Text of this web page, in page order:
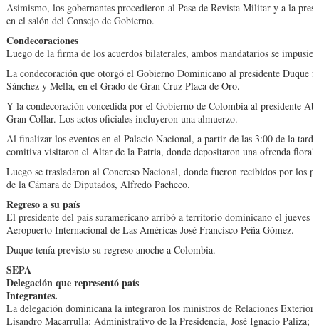
Asimismo, los gober­nantes procedieron al Pa­se de Revista Militar y a la
en el salón del Consejo de Go­bierno.
Condecoraciones
Luego de la firma de los acuerdos bilaterales, am­bos mandatarios se
La condecoración que otorgó el Gobierno Domi­nicano al presidente Duque
Sánchez y Mella, en el Grado de Gran Cruz Placa de Oro.
Y la condecoración con­cedida por el Gobierno de Colombia al presidente
Gran Co­llar. Los actos oficiales in­cluyeron una almuerzo.
Al finalizar los eventos en el Palacio Nacional, a partir de las 3:00 de la
comitiva visi­taron el Altar de la Patria, donde depositaron una ofrenda floral.
Luego se trasladaron al Concreso Nacional, donde fueron recibidos por los
de la Cámara de Diputados, Alfredo Pacheco.
Regreso a su país
El presidente del país sura­mericano arribó a territorio dominicano el jueves
Aeropuerto Internacional de Las Américas José Fran­cisco Peña Gómez.
Duque tenía previsto su re­greso anoche a Colombia.
SEPA
Delegación que representó país
Integrantes.
La delegación dominicana la integraron los ministros de Relaciones
Lisandro Macarrulla; Administrativo de la Presidencia, José Ignacio Paliza;